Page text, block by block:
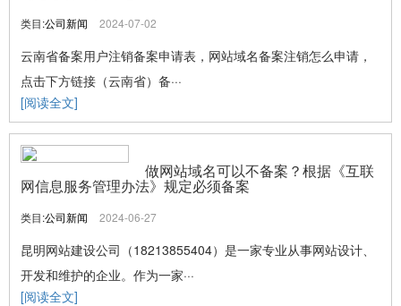
类目:公司新闻 2024-07-02
云南省备案用户注销备案申请表，网站域名备案注销怎么申请，
点击下方链接（云南省）备···
[阅读全文]
做网站域名可以不备案？根据《互联
网信息服务管理办法》规定必须备案
类目:公司新闻 2024-06-27
昆明网站建设公司（18213855404）是一家专业从事网站设计、
开发和维护的企业。作为一家···
[阅读全文]